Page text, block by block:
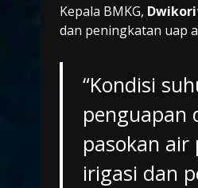
Kepala BMKG,
dan peningkatan uap
“Kondisi
penguapan
pasokan
irigasi dan